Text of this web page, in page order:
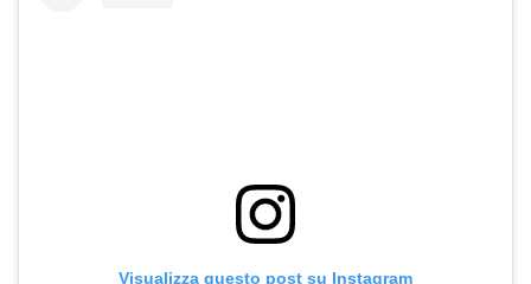
Visualizza questo post su Instagram